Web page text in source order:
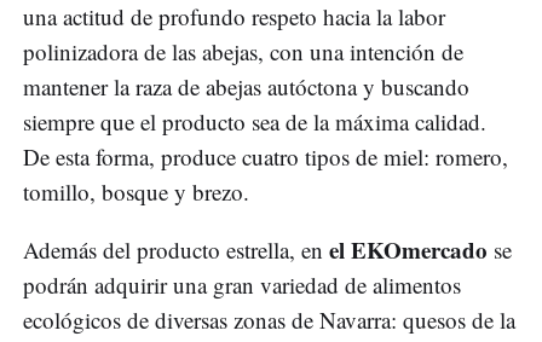
una actitud de profundo respeto hacia la labor
polinizadora de las abejas, con una intención de
mantener la raza de abejas autóctona y buscando
siempre que el producto sea de la máxima calidad.
De esta forma, produce cuatro tipos de miel: romero,
tomillo, bosque y brezo.
Además del producto estrella, en el EKOmercado se
podrán adquirir una gran variedad de alimentos
ecológicos de diversas zonas de Navarra: quesos de la